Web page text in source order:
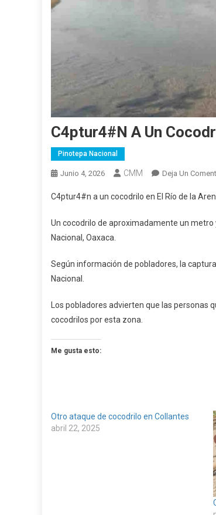
C4ptur4#n A Un
Pinotepa Nacional
Junio 4, 2026 CMM Deja Un
C4ptur4#n a un cocodrilo en El Río de la
Un cocodrilo de aproximadamente un
Nacional, Oaxaca.
Según información de pobladores, la
Nacional.
Los pobladores advierten que las
cocodrilos por esta zona.
Me gusta esto:
Otro ataque de cocodrilo en Collantes
abril 22, 2025